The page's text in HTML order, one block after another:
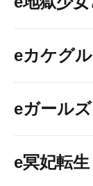
eカケグ
eガール
e冥妃転生